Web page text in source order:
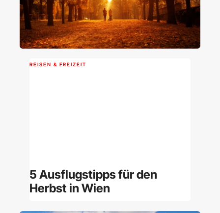
REISEN & FREIZEIT
5 Ausflugstipps für den
Herbst in Wien